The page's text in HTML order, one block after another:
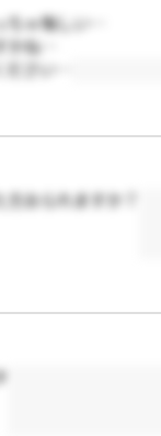
ゃ悔しい…
ね…
さい…
おられますか？